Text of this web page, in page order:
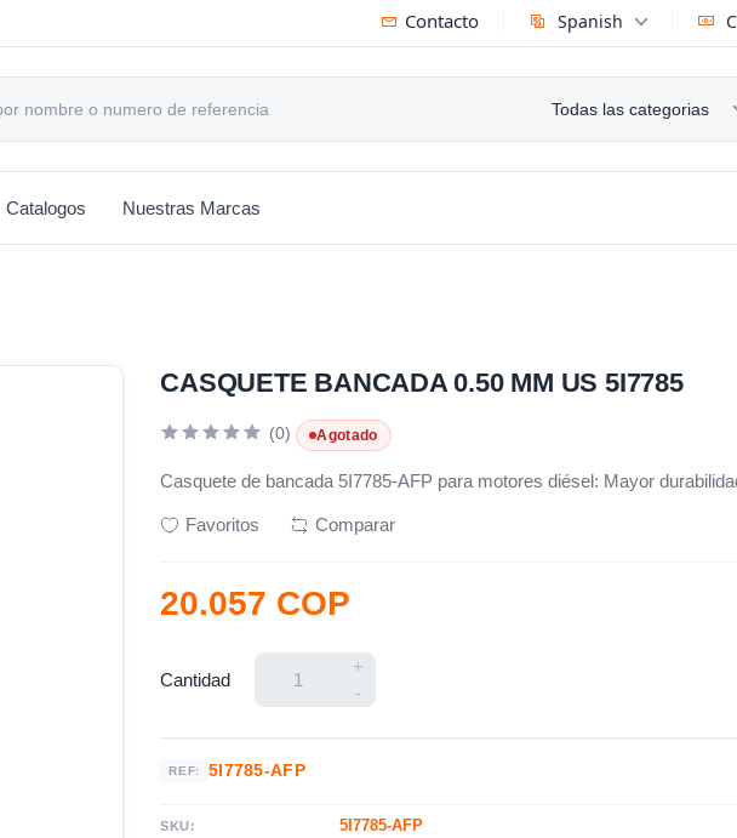
Contacto Spanish
Todas las categorias
Catalogos Nuestras Marcas
CASQUETE BANCADA 0.50 MM US 5I7785
(0) Agotado
Casquete de bancada 5I7785-AFP para motores diésel: Mayor
Favoritos Comparar
20.057 COP
Cantidad
+
-
REF: 5I7785-AFP
SKU: 5I7785-AFP